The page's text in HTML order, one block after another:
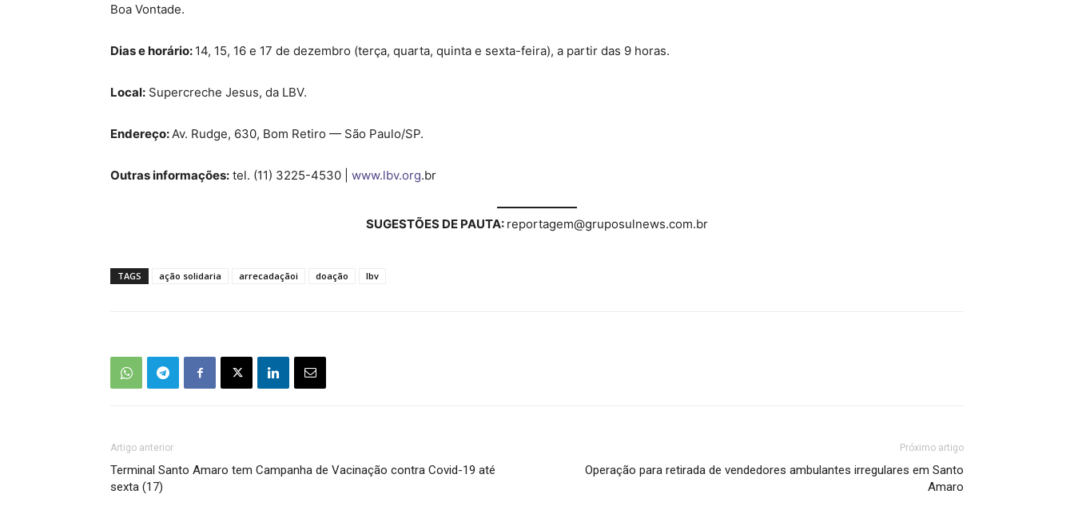
Boa Vontade.
Dias e horário: 14, 15, 16 e 17 de dezembro (terça, quarta, quinta e sexta-feira), a partir das 9 horas.
Local: Supercreche Jesus, da LBV.
Endereço: Av. Rudge, 630, Bom Retiro — São Paulo/SP.
Outras informações: tel. (11) 3225-4530 | www.lbv.org.br
SUGESTÕES DE PAUTA: reportagem@gruposulnews.com.br
TAGS ação solidaria arrecadaçãoi doação lbv
Artigo anterior
Terminal Santo Amaro tem Campanha de Vacinação contra Covid-19 até
sexta (17)
Próximo artigo
Operação para retirada de vendedores ambulantes irregulares em Santo
Amaro